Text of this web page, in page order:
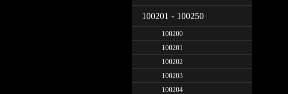
100201 - 100250
100200
100201
100202
100203
100204